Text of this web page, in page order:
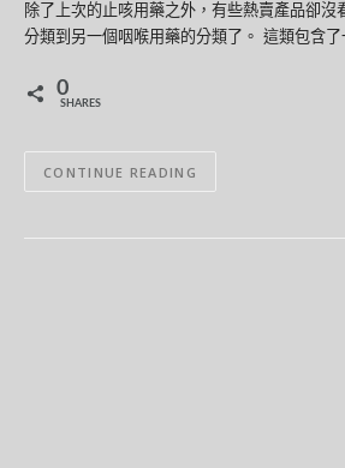
除了上次的止咳用藥之外，有些熱賣產品卻沒
分類到另一個咽喉用藥的分類了。 這類包含
0
SHARES
CONTINUE READING